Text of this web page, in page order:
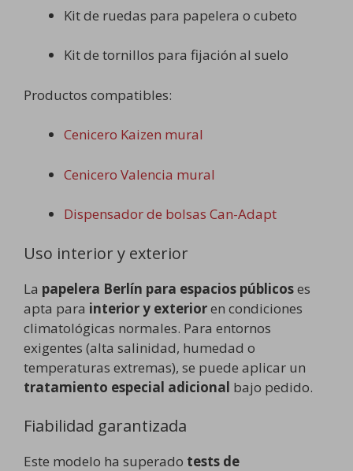
Kit de ruedas para papelera o cubeto
Kit de tornillos para fijación al suelo
Productos compatibles:
Cenicero Kaizen mural
Cenicero Valencia mural
Dispensador de bolsas Can-Adapt
Uso interior y exterior
La papelera Berlín para espacios públicoses
apta para interior y exterioren condiciones
climatológicas normales. Para entornos
exigentes (alta salinidad, humedad o
temperaturas extremas), se puede aplicar un
tratamiento especial adicional bajo pedido.
Fiabilidad garantizada
Este modelo ha superado tests de